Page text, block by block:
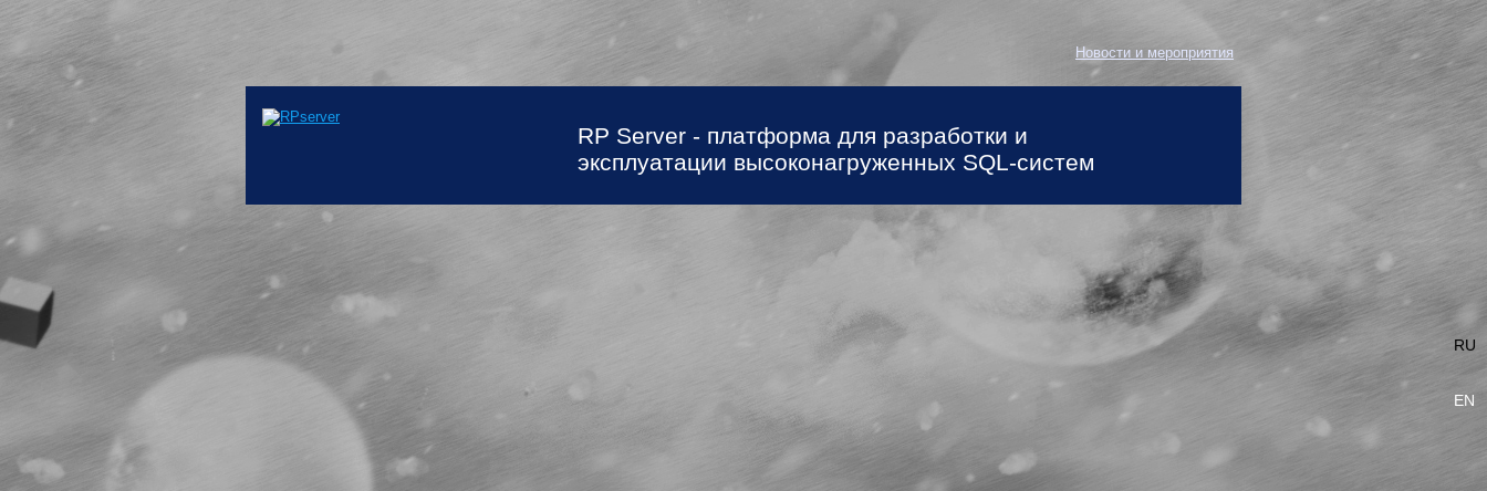
RU
EN
Новости и мероприятия
RP Server - платформа для разработки и
эксплуатации высоконагруженных SQL-систем